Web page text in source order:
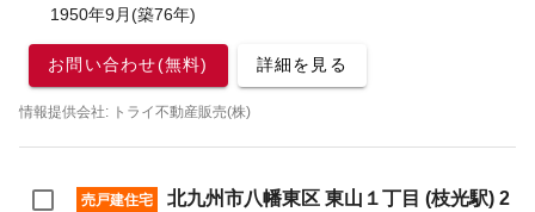
1950年9月(築76年)
お問い合わせ(無料) 詳細を見る
情報提供会社: トライ不動産販売(株)
売戸建住宅
北九州市八幡東区 東山１丁目 (枝光駅) 2